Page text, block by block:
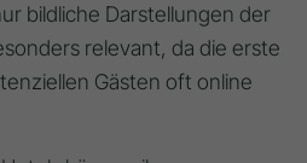
bildliche Darstellungen der
relevant, da die erste
Gästen oft online